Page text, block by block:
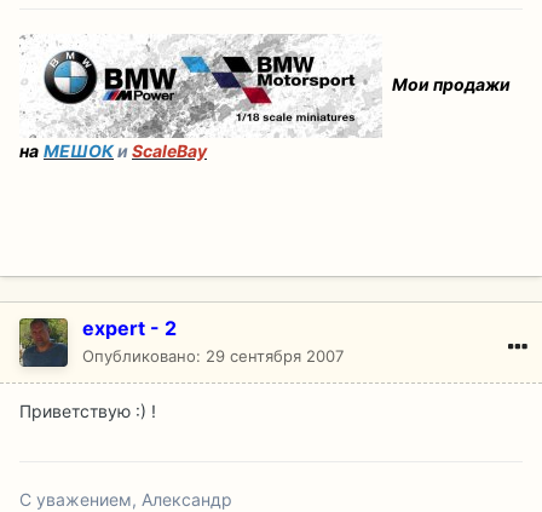
Мои продажи
на МЕШОКиScaleBay
expert - 2
Опубликовано: 29 сентября 2007
Приветствую :) !
С уважением, Александр